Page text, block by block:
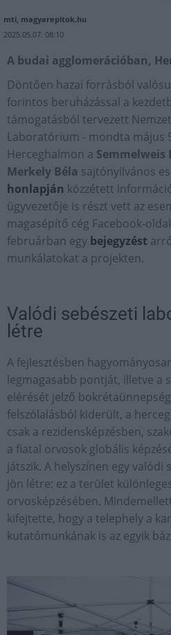
mti, magyarepitok.hu
2025.05.07. 08:10
A budai agglomerációban,
Döntően hazai forrásból
forintos beruházással a
támogatásból tervezett
Laboratórium - mondta május
Herceghalmon a Semmelweis
Merkely Béla sajtónyilvános
honlapján közzétett
ügyvezetője is részt vett az
magasépítő cég Facebook-
februárban egy bejegyzést
munkálatokat a projekten.
Valódi sebészeti
létre
A fejlesztésben
legmagasabb pontját, illetve a
elérését jelző
felszólalásból kiderült, a
csak a rezidensképzésben,
a fiatal orvosok globális
játszik. A helyszínen egy
jön létre: ez a terület
orvosképzésében.
kifejtette, hogy a telephely a
kutatómunkának is az egyik